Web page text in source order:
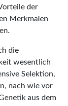
der
Merkmalen
die
wesentlich
Selektion,
nach wie vor
aus dem